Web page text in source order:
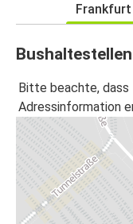
Frankfurt
Bitte beachte,
Adressinformation